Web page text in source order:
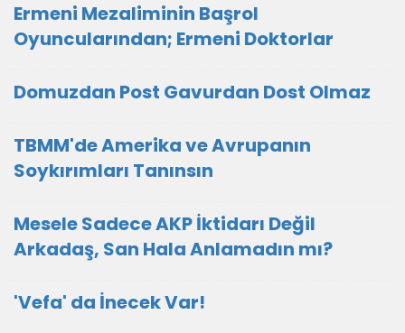
Ermeni Mezaliminin Başrol
Oyuncularından; Ermeni Doktorlar
Domuzdan Post Gavurdan Dost Olmaz
TBMM'de Amerika ve Avrupanın
Soykırımları Tanınsın
Mesele Sadece AKP İktidarı Değil
Arkadaş, San Hala Anlamadın mı?
'Vefa' da İnecek Var!